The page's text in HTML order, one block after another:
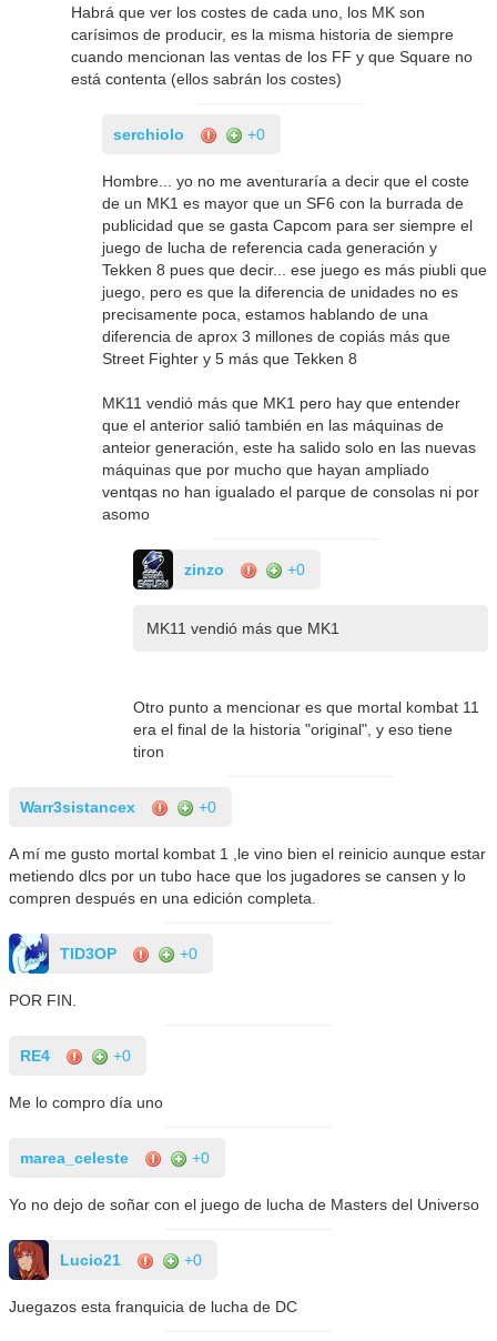
Habrá que ver los costes de cada uno, los MK son
carísimos de producir, es la misma historia de siempre
cuando mencionan las ventas de los FF y que Square no
está contenta (ellos sabrán los costes)
serchiolo +0
Hombre... yo no me aventuraría a decir que el coste
de un MK1 es mayor que un SF6 con la burrada de
publicidad que se gasta Capcom para ser siempre el
juego de lucha de referencia cada generación y
Tekken 8 pues que decir... ese juego es más piubli que
juego, pero es que la diferencia de unidades no es
precisamente poca, estamos hablando de una
diferencia de aprox 3 millones de copiás más que
Street Fighter y 5 más que Tekken 8
MK11 vendió más que MK1 pero hay que entender
que el anterior salió también en las máquinas de
anteior generación, este ha salido solo en las nuevas
máquinas que por mucho que hayan ampliado
ventqas no han igualado el parque de consolas ni por
asomo
zinzo +0
MK11 vendió más que MK1
Otro punto a mencionar es que mortal kombat 11
era el final de la historia "original", y eso tiene
tiron
Warr3sistancex +0
A mí me gusto mortal kombat 1 ,le vino bien el reinicio aunque estar
metiendo dlcs por un tubo hace que los jugadores se cansen y lo
compren después en una edición completa.
TID3OP +0
POR FIN.
RE4 +0
Me lo compro día uno
marea_celeste +0
Yo no dejo de soñar con el juego de lucha de Masters del Universo
Lucio21 +0
Juegazos esta franquicia de lucha de DC